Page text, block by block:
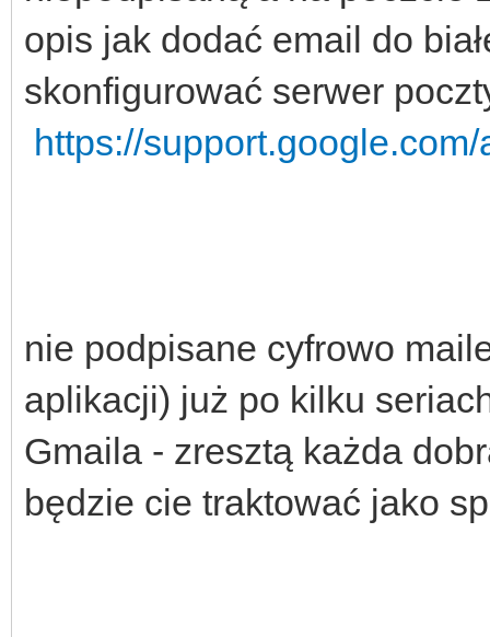
opis jak dodać email do
skonfigurować serwer
https://
nie podpisane cyfrowo
aplikacji) już po kilku
Gmaila - zresztą każda
będzie cie traktować jako